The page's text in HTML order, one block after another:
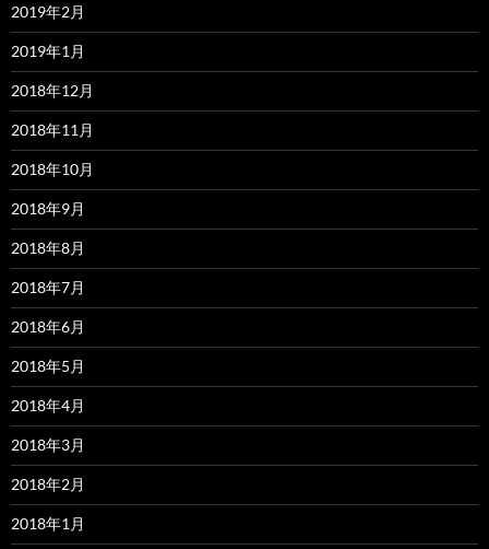
2019年2月
2019年1月
2018年12月
2018年11月
2018年10月
2018年9月
2018年8月
2018年7月
2018年6月
2018年5月
2018年4月
2018年3月
2018年2月
2018年1月